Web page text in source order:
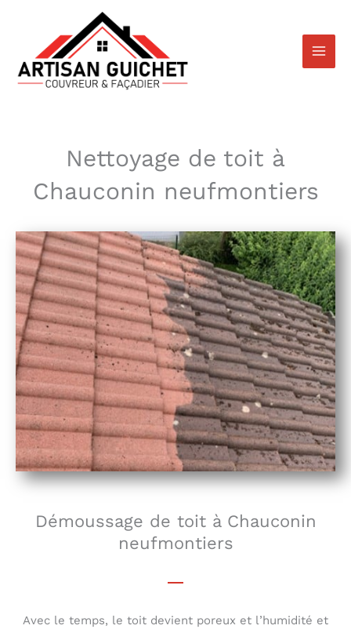
contenu
Nettoyage de toit à
Chauconin neufmontiers
Démoussage de toit à Chauconin
neufmontiers
Avec le temps, le toit devient poreux et l’humidité et